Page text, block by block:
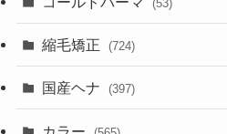
(53)
縮毛矯正 (724)
国産ヘナ (397)